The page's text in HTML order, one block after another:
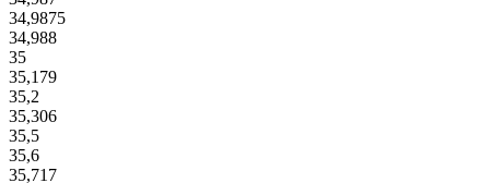
34,9875
34,988
35
35,179
35,2
35,306
35,5
35,6
35,717